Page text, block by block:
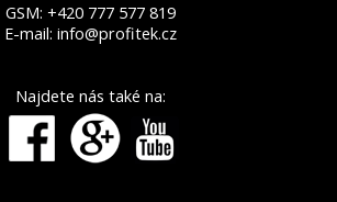
GSM:+420 777 577 819
E-mail:info@profitek.cz
Najdete nás také na: